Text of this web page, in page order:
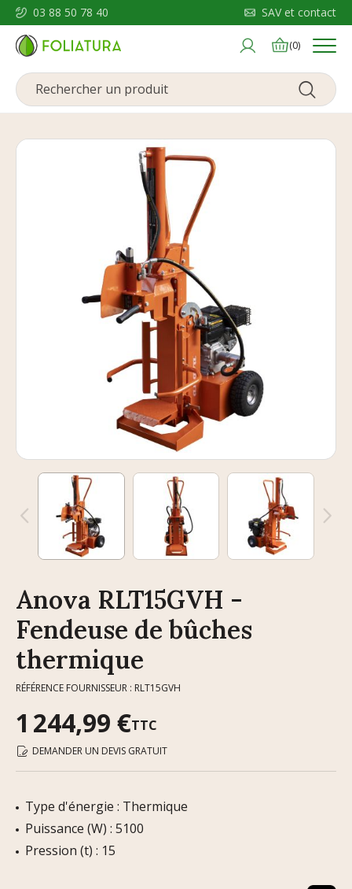
03 88 50 78 40 SAV et contact
(0) Menu
Anova RLT15GVH -
Fendeuse de bûches
thermique
RÉFÉRENCE FOURNISSEUR : RLT15GVH
1 244,99 €TTC
DEMANDER UN DEVIS GRATUIT
Type d'énergie : Thermique
Puissance (W) : 5100
Pression (t) : 15